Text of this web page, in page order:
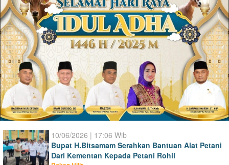
10/06/2026 | 17:06 Wib
Bupat H.Bitsamam Serahkan Bantuan Alat Petani
Dari Kementan Kepada Petani Rohil